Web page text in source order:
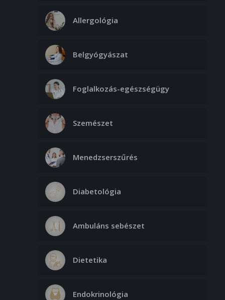
Allergológia
Belgyógyászat
Foglalkozás-egészségügy
Szemészet
Menedzserszűrés
Diabetológia
Ambuláns sebészet
Dietetika
Endokrinológia